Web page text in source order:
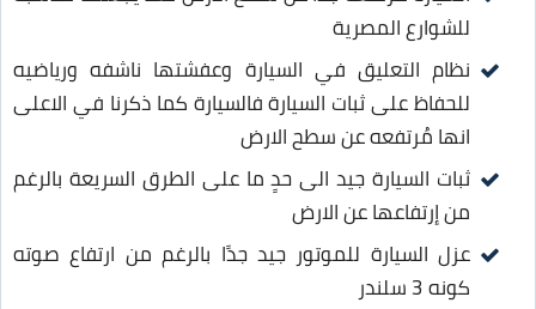
للشوارع المصرية
نظام التعليق في السيارة وعفشتها ناشفه ورياضيه
للحفاظ على ثبات السيارة فالسيارة كما ذكرنا في الاعلى
انها مُرتفعه عن سطح الارض
ثبات السيارة جيد الى حدٍ ما على الطرق السريعة بالرغم
من إرتفاعها عن الارض
عزل السيارة للموتور جيد جدًا بالرغم من ارتفاع صوته
كونه 3 سلندر